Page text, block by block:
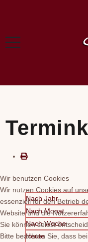
Nach Jahr
Nach Monat
Nach Woche
Heute
Wir benutzen Cookies
Wir nutzen Cookies auf
essenziell für den Betrieb
Website und die
Sie können selbst
Bitte beachten Sie, dass